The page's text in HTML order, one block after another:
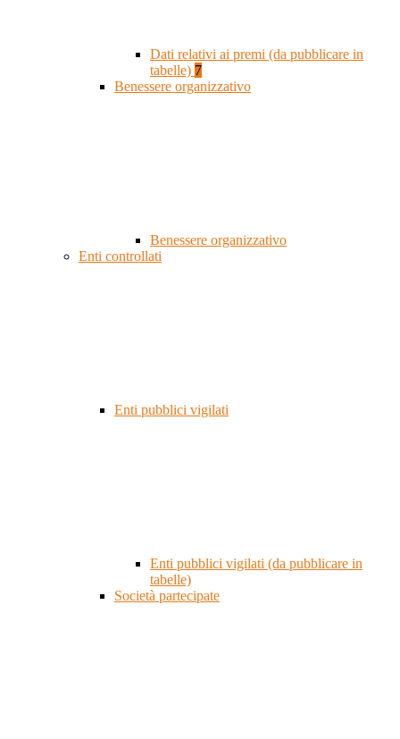
Dati relativi ai premi (da pubblicare in
tabelle) 7
Benessere organizzativo
Benessere organizzativo
Enti controllati
Enti pubblici vigilati
Enti pubblici vigilati (da pubblicare in
tabelle)
Società partecipate